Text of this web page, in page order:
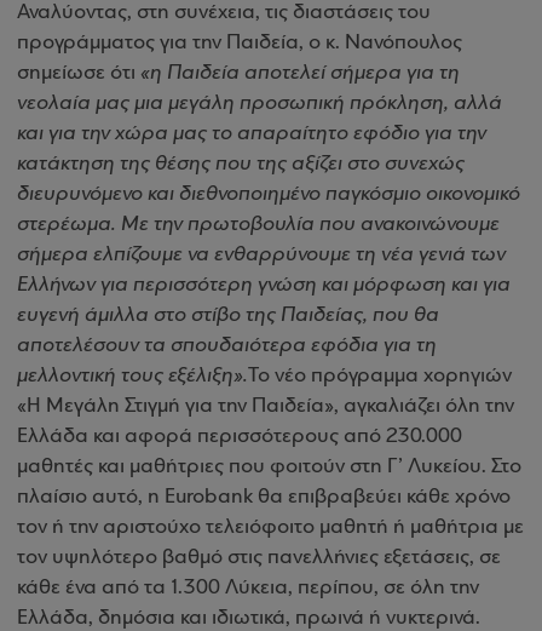
Αναλύοντας, στη συνέχεια, τις διαστάσεις του
προγράμματος για την Παιδεία, ο κ. Νανόπουλος
σημείωσε ότι «η Παιδεία αποτελεί σήμερα για τη
νεολαία μας μια μεγάλη προσωπική πρόκληση, αλλά
και για την χώρα μας το απαραίτητο εφόδιο για την
κατάκτηση της θέσης που της αξίζει στο συνεχώς
διευρυνόμενο και διεθνοποιημένο παγκόσμιο οικονομικό
στερέωμα. Με την πρωτοβουλία που ανακοινώνουμε
σήμερα ελπίζουμε να ενθαρρύνουμε τη νέα γενιά των
Ελλήνων για περισσότερη γνώση και μόρφωση και για
ευγενή άμιλλα στο στίβο της Παιδείας, που θα
αποτελέσουν τα σπουδαιότερα εφόδια για τη
μελλοντική τους εξέλιξη».Το νέο πρόγραμμα χορηγιών
«Η Μεγάλη Στιγμή για την Παιδεία», αγκαλιάζει όλη την
Ελλάδα και αφορά περισσότερους από 230.000
μαθητές και μαθήτριες που φοιτούν στη Γ’ Λυκείου. Στο
πλαίσιο αυτό, η Eurobank θα επιβραβεύει κάθε χρόνο
τον ή την αριστούχο τελειόφοιτο μαθητή ή μαθήτρια με
τον υψηλότερο βαθμό στις πανελλήνιες εξετάσεις, σε
κάθε ένα από τα 1.300 Λύκεια, περίπου, σε όλη την
Ελλάδα, δημόσια και ιδιωτικά, πρωινά ή νυκτερινά.